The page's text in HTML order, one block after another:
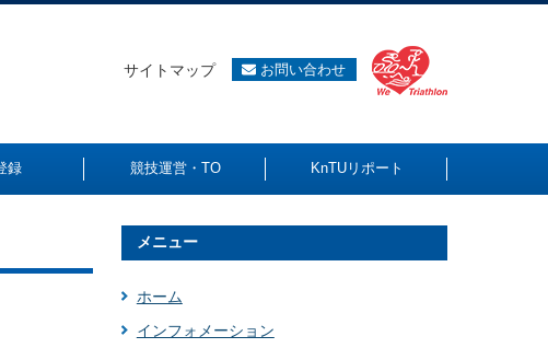
サイトマップ お問い合わせ
録 競技運営・TO KnTUリポート
メニュー
ホーム
インフォメーション